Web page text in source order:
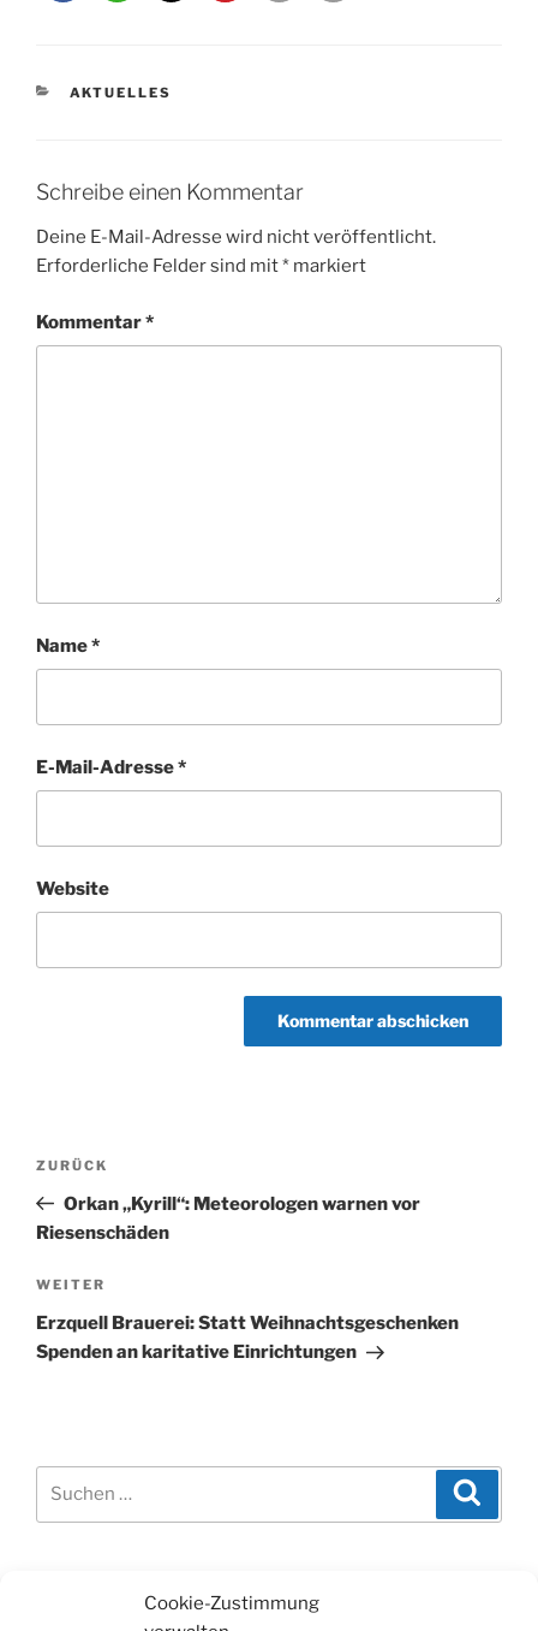
Cookie-Zustimmung
KATEGORIEN
AKTUELLES
Schreibe einen Kommentar
Deine E-Mail-Adresse wird nicht veröffentlicht.
Erforderliche Felder sind mit* markiert
Kommentar*
Name*
E-Mail-Adresse*
Website
Beitragsnavigation
Vorheriger
Beitrag
ZURÜCK
Orkan „Kyrill“: Meteorologen warnen vor
Riesenschäden
Nächster
Beitrag
WEITER
Erzquell Brauerei: Statt Weihnachtsgeschenken
Spenden an karitative Einrichtungen